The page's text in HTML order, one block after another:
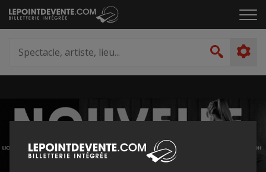
Passer
au
le
artiste,
lieu...